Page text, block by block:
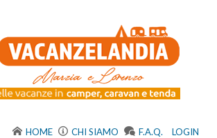
HOME CHI SIAMO F.A.Q. LOGIN